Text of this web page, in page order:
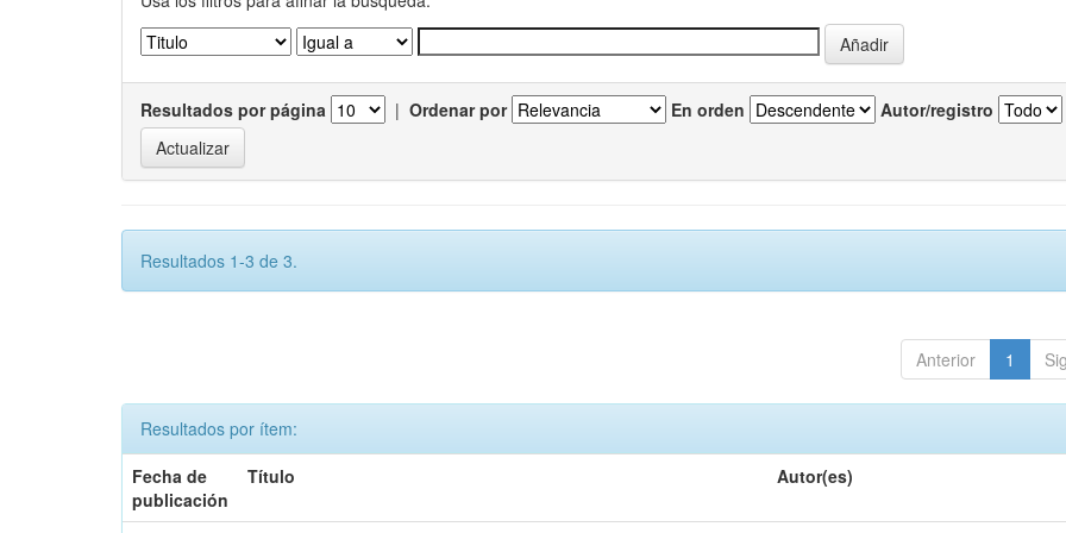
Resultados por página | Ordenar por En orden Autor/registro
Resultados 1-3 de 3.
Anterior 1
Resultados por ítem:
Fecha de
publicación
Título Autor(es)